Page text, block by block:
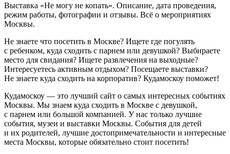
Выставка «Не могу не копать». Описание, дата проведения,
режим работы, фотографии и отзывы. Всё о мероприятиях
Москвы.
Не знаете что посетить в Москве? Ищете где погулять
с ребенком, куда сходить с парнем или девушкой? Выбираете
место для свидания? Ищете развлечения на выходные?
Интересуетесь активным отдыхом? Посещаете выставки?
Не знаете куда сходить на корпоратив? Кудамоскоу поможет!
Кудамоскоу — это лучший сайт о самых интересных событиях
Москвы. Мы знаем куда сходить в Москве с девушкой,
с парнем или большой компанией. У нас только лучшие
события, музеи и выставки Москвы. События для детей
и их родителей, лучшие достопримечательности и интересные
места Москвы, которые обязательно стоит посетить!